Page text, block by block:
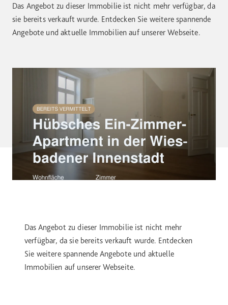
Das Angebot zu dieser Immobilie ist nicht mehr verfügbar, da
sie bereits verkauft wurde. Entdecken Sie weitere spannende
Angebote und aktuelle Immobilien auf unserer Webseite.
Das Angebot zu dieser Immobilie ist nicht mehr
verfügbar, da sie bereits verkauft wurde. Entdecken
Sie weitere spannende Angebote und aktuelle
Immobilien auf unserer Webseite.